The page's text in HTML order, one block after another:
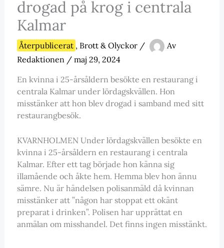
drogad på krog i centrala
Kalmar
Återpublicerat , Brott & Olyckor/
Av
Redaktionen / maj 29, 2024
En kvinna i 25-årsåldern besökte en restaurang i
centrala Kalmar under lördagskvällen. Hon
misstänker att hon blev drogad i samband med sitt
restaurangbesök.
KVARNHOLMEN Under lördagskvällen besökte en
kvinna i 25-årsåldern en restaurang i centrala
Kalmar. Efter ett tag började hon känna sig
illamående och åkte hem. Hemma blev hon ännu
sämre. Nu är händelsen polisanmäld då kvinnan
misstänker att ”någon har stoppat ett okänt
preparat i drinken”. Polisen har upprättat en
anmälan om misshandel. Det finns ingen misstänkt.